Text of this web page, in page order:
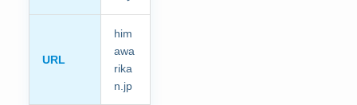
URL
him
awa
rika
n.jp